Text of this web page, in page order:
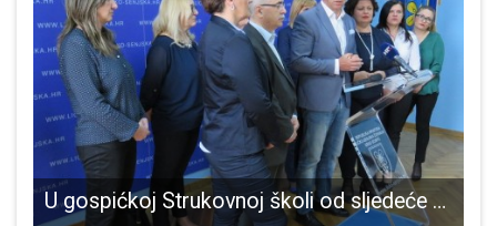
U gospićkoj Strukovnoj školi od sljedeće školske godine opet će se obrazovati medicinske sestre!!!